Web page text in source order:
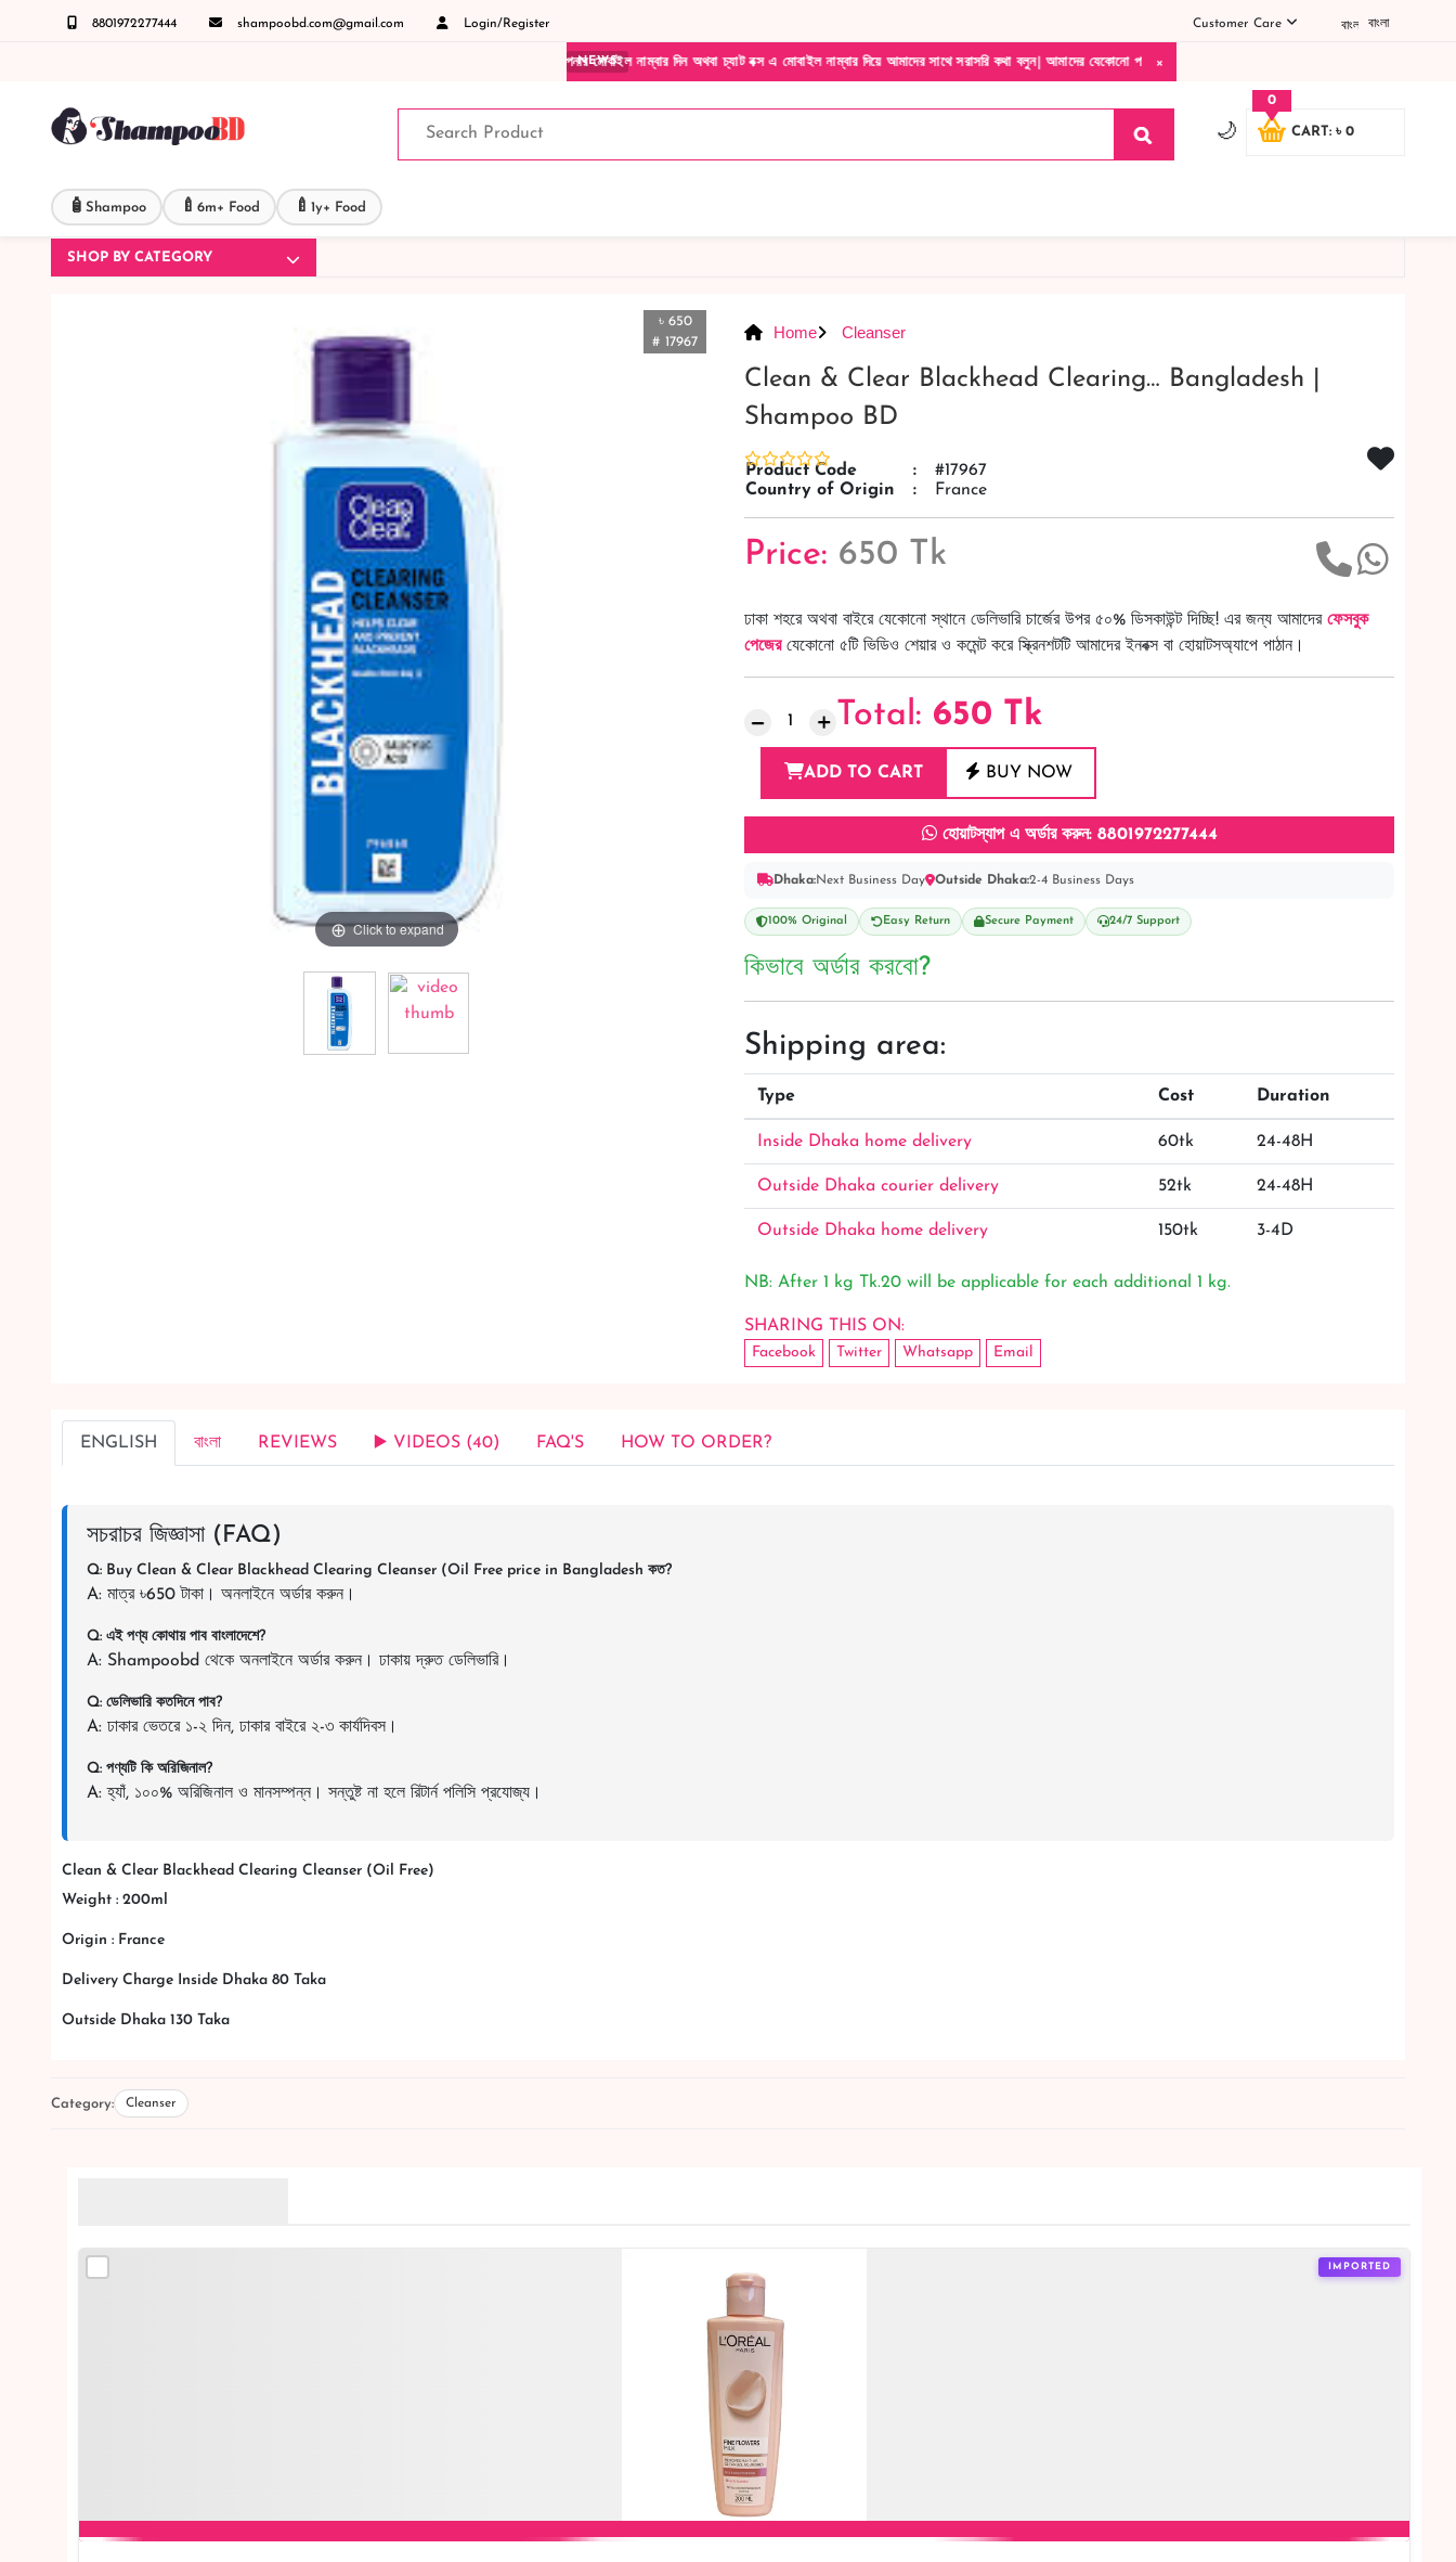
8801972277444 shampoobd.com@gmail.com Login/Register বাংলা
Customer Care
×
NEWS
কল করুনঃ ( IMO + Whatsapp ) +8801972277444 সহজে অর্ডার করতে প্রোডাক্ট পেজে আপনার মোবাইল নাম্বার দিন অথবা চ্যাট বক্স এ মোবাইল নাম্বার দিয়ে আমাদের সাথে সরাসরি কথা বলুন| আমাদের যেকোনো পণ্য হাতে নিয়ে দেখে টাকা দিবেন ডেলিভারি ম্যান চলে যাওয়ার পরে কোনরকম
🌙 CART: ৳ 0
0
🧴 Shampoo 🍼 6m+ Food 🍼 1y+ Food
SHOP BY CATEGORY
৳ 650
# 17967
Click to expand
Home Cleanser
Clean & Clear Blackhead Clearing… Bangladesh |
Shampoo BD
Product Code :
#17967
Country of Origin
: France
Price: 650 Tk
ঢাকা শহরে অথবা বাইরে যেকোনো স্থানে ডেলিভারি চার্জের উপর ৫০% ডিসকাউন্ট দিচ্ছি! এর জন্য আমাদের ফেসবুক
পেজেরযেকোনো ৫টি ভিডিও শেয়ার ও কমেন্ট করে স্ক্রিনশটটি আমাদের ইনবক্স বা হোয়াটসঅ্যাপে পাঠান।
Total: 650 Tk
ADD TO CART BUY NOW
হোয়াটস্যাপ এ অর্ডার করুন: 8801972277444
Dhaka:Next Business Day Outside Dhaka:2-4 Business Days
100% Original Easy Return Secure Payment 24/7 Support
কিভাবে অর্ডার করবো?
Shipping area:
Type Cost Duration
Inside Dhaka home delivery 60tk 24-48H
Outside Dhaka courier delivery 52tk 24-48H
Outside Dhaka home delivery 150tk 3-4D
NB: After 1 kg Tk.20 will be applicable for each additional 1 kg.
SHARING THIS ON:
Facebook Twitter Whatsapp Email
ENGLISH বাংলা REVIEWS ▶️ VIDEOS (40) FAQ'S HOW TO ORDER?
সচরাচর জিজ্ঞাসা (FAQ)
Q: Buy Clean & Clear Blackhead Clearing Cleanser (Oil Free price in Bangladesh কত?
A: মাত্র ৳650 টাকা। অনলাইনে অর্ডার করুন।
Q: এই পণ্য কোথায় পাব বাংলাদেশে?
A: Shampoobd থেকে অনলাইনে অর্ডার করুন। ঢাকায় দ্রুত ডেলিভারি।
Q: ডেলিভারি কতদিনে পাব?
A: ঢাকার ভেতরে ১-২ দিন, ঢাকার বাইরে ২-৩ কার্যদিবস।
Q: পণ্যটি কি অরিজিনাল?
A: হ্যাঁ, ১০০% অরিজিনাল ও মানসম্পন্ন। সন্তুষ্ট না হলে রিটার্ন পলিসি প্রযোজ্য।
Clean & Clear Blackhead Clearing Cleanser (Oil Free)
Weight : 200ml
Origin : France
Delivery Charge Inside Dhaka 80 Taka
Outside Dhaka 130 Taka
Category: Cleanser
IMPORTED